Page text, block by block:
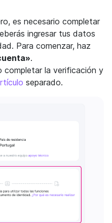
es necesario completar
ingresar tus datos
Para comenzar, haz
.
completar la verificación y
separado.